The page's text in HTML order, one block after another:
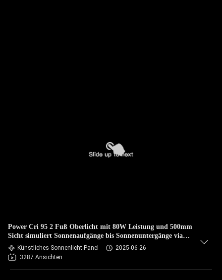
Power Cri 95 2 Fuß Oberlicht mit 80W Leistung und 500mm
Sicht simuliert Sonnenaufgänge bis Sonnenuntergänge via
Zigbee und Smart Home Apps
Künstliches Sonnenlicht-Panel
2025-06-26
3287 Ansichten